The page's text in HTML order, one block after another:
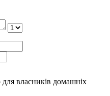
власників домашніх